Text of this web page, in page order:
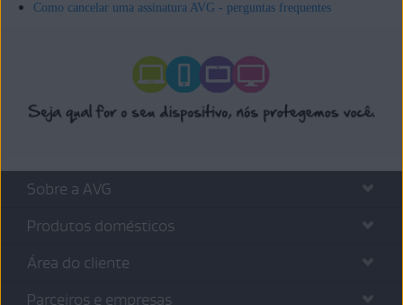
Como cancelar uma assinatura AVG - perguntas frequentes
Sobre a AVG
Produtos domésticos
Área do cliente
Parceiros e empresas